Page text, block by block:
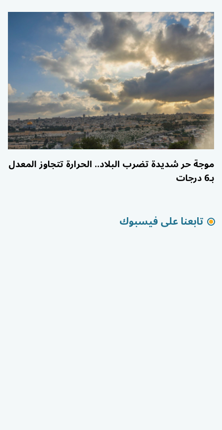
موجة حر شديدة تضرب البلاد.. الحرارة تتجاوز المعدل
بـ6 درجات
تابعنا على فيسبوك